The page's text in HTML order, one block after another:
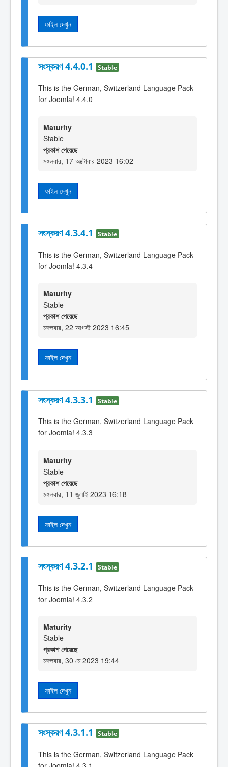
ফাইল দেখুন
সংস্করণ 4.4.0.1 Stable
This is the German, Switzerland Language Pack
for Joomla! 4.4.0
Maturity
Stable
প্রকাশ পেয়েছে
মঙ্গলবার, 17 অক্টোবার 2023 16:02
ফাইল দেখুন
সংস্করণ 4.3.4.1 Stable
This is the German, Switzerland Language Pack
for Joomla! 4.3.4
Maturity
Stable
প্রকাশ পেয়েছে
মঙ্গলবার, 22 আগস্ট 2023 16:45
ফাইল দেখুন
সংস্করণ 4.3.3.1 Stable
This is the German, Switzerland Language Pack
for Joomla! 4.3.3
Maturity
Stable
প্রকাশ পেয়েছে
মঙ্গলবার, 11 জুলাই 2023 16:18
ফাইল দেখুন
সংস্করণ 4.3.2.1 Stable
This is the German, Switzerland Language Pack
for Joomla! 4.3.2
Maturity
Stable
প্রকাশ পেয়েছে
মঙ্গলবার, 30 মে 2023 19:44
ফাইল দেখুন
সংস্করণ 4.3.1.1 Stable
This is the German, Switzerland Language Pack